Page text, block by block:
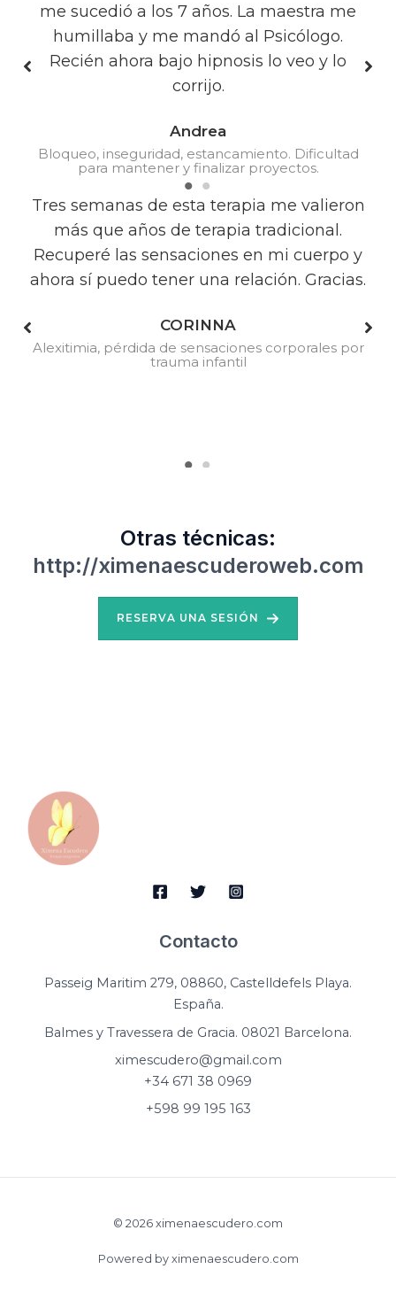
me sucedió a los 7 años. La maestra me
humillaba y me mandó al Psicólogo.
Recién ahora bajo hipnosis lo veo y lo
corrijo.
Andrea
Bloqueo, inseguridad, estancamiento. Dificultad
para mantener y finalizar proyectos.
Tres semanas de esta terapia me valieron
más que años de terapia tradicional.
Recuperé las sensaciones en mi cuerpo y
ahora sí puedo tener una relación. Gracias.
CORINNA
Alexitimia, pérdida de sensaciones corporales por
trauma infantil
Otras técnicas:
http://ximenaescuderoweb.com
RESERVA UNA SESIÓN
Contacto
Passeig Maritim 279, 08860, Castelldefels Playa.
España.
Balmes y Travessera de Gracia. 08021 Barcelona.
ximescudero@gmail.com
+34 671 38 0969
+598 99 195 163
© 2026 ximenaescudero.com
Powered by ximenaescudero.com